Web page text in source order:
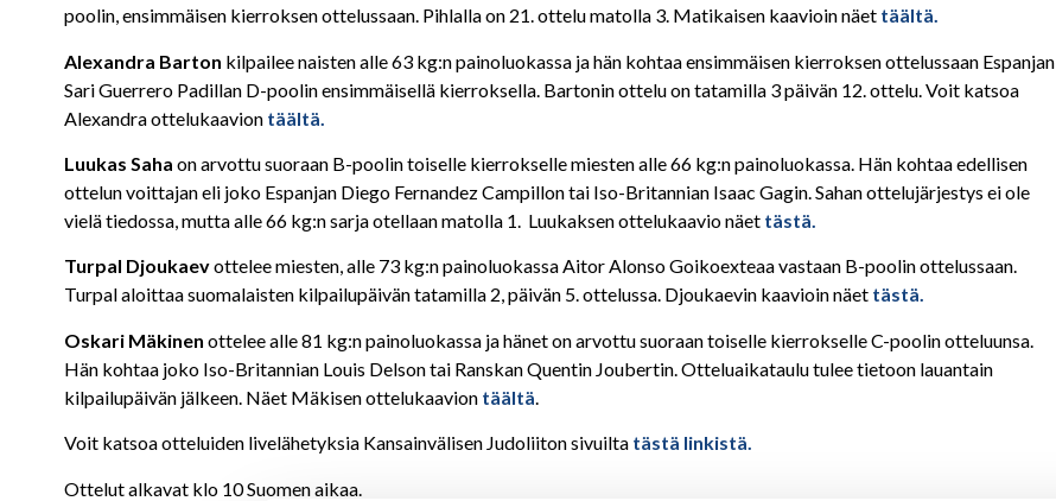
poolin, ensimmäisen kierroksen ottelussaan. Pihlalla on 21. ottelu matolla 3. Matikaisen kaavioin näet täältä.
Alexandra Barton kilpailee naisten alle 63 kg:n painoluokassa ja hän kohtaa ensimmäisen kierroksen ottelussaan Espanjan
Sari Guerrero Padillan D-poolin ensimmäisellä kierroksella. Bartonin ottelu on tatamilla 3 päivän 12. ottelu. Voit katsoa
Alexandra ottelukaavion täältä.
Luukas Saha on arvottu suoraan B-poolin toiselle kierrokselle miesten alle 66 kg:n painoluokassa. Hän kohtaa edellisen
ottelun voittajan eli joko Espanjan Diego Fernandez Campillon tai Iso-Britannian Isaac Gagin. Sahan ottelujärjestys ei ole
vielä tiedossa, mutta alle 66 kg:n sarja otellaan matolla 1. Luukaksen ottelukaavio näet tästä.
Turpal Djoukaevottelee miesten, alle 73 kg:n painoluokassa Aitor Alonso Goikoexteaa vastaan B-poolin ottelussaan.
Turpal aloittaa suomalaisten kilpailupäivän tatamilla 2, päivän 5. ottelussa. Djoukaevin kaavioin näet tästä.
Oskari Mäkinen ottelee alle 81 kg:n painoluokassa ja hänet on arvottu suoraan toiselle kierrokselle C-poolin otteluunsa.
Hän kohtaa joko Iso-Britannian Louis Delson tai Ranskan Quentin Joubertin. Otteluaikataulu tulee tietoon lauantain
kilpailupäivän jälkeen. Näet Mäkisen ottelukaavion täältä
Voit katsoa otteluiden livelähetyksia Kansainvälisen Judoliiton sivuilta tästä linkistä.
Ottelut alkavat klo 10 Suomen aikaa.